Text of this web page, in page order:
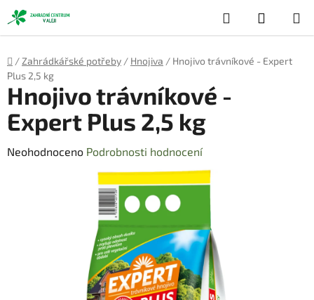
Přejít
na
obsah
Hledat
KOŠÍK
Domů
/ Zahrádkářské potřeby / Hnojiva / Hnojivo trávníkové - Expert
Plus 2,5 kg
Hnojivo trávníkové -
Expert Plus 2,5 kg
Průměrné
Neohodnoceno Podrobnosti hodnocení